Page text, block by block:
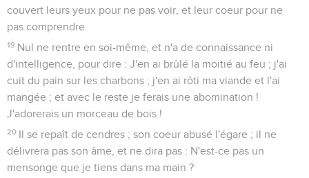
couvert leurs yeux pour ne pas voir, et leur coeur pour ne
pas comprendre.
19 Nul ne rentre en soi-même, et n'a de connaissance ni
d'intelligence, pour dire : J'en ai brûlé la moitié au feu ; j'ai
cuit du pain sur les charbons ; j'en ai rôti ma viande et l'ai
mangée ; et avec le reste je ferais une abomination !
J'adorerais un morceau de bois !
20 Il se repaît de cendres ; son coeur abusé l'égare ; il ne
délivrera pas son âme, et ne dira pas : N'est-ce pas un
mensonge que je tiens dans ma main ?